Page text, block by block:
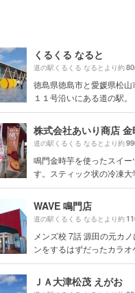
くるくる なると
道の駅くるくる なるとより約
徳島県徳島市と愛媛県松山
１１号沿いにある道の駅。
株式会社あいり商店
道の駅くるくる なるとより約
鳴門金時芋を使ったスイー
す。スティック状の冷凍大
WAVE 鳴門店
道の駅くるくる なるとより約
メンズ校 7話 源田の元カ
ンをするはずだったカラオ
ＪＡ大津松茂 えがお